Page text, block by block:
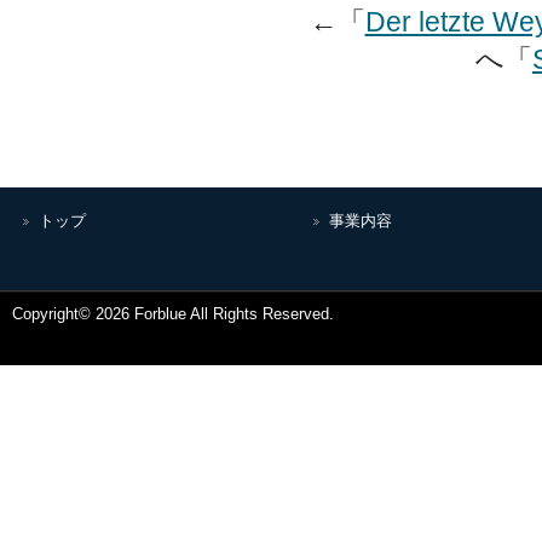
←「Der letzte
へ「
トップ 事業内容
Copyright© 2026 Forblue All Rights Reserved.